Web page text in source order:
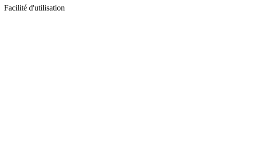
Facilité d'utilisation